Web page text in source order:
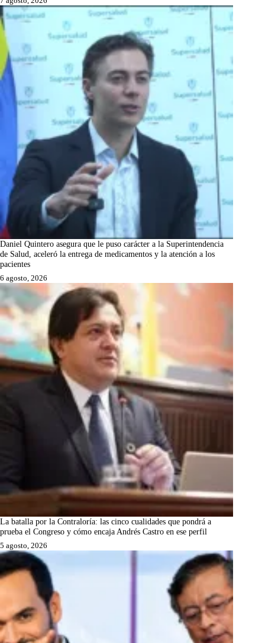
Daniel Quintero asegura que le puso carácter a la Superintendencia
de Salud, aceleró la entrega de medicamentos y la atención a los
pacientes
6 agosto, 2026
La batalla por la Contraloría: las cinco cualidades que pondrá a
prueba el Congreso y cómo encaja Andrés Castro en ese perfil
5 agosto, 2026